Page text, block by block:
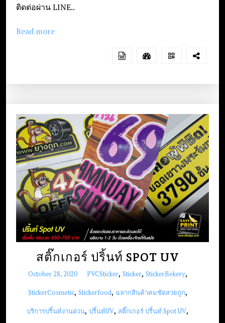
ติดต่อผ่าน LINE..
Read more
สติ๊กเกอร์ ปริ้นท์ SPOT UV
October 28, 2020 PVCSticker, Sticker, StickerBekery,
StickerCosmetic, Stickerfood, ฉลากสินค้าคมชัดสวยถูก,
บริการปริ้นท์งานด่วน, ปริ้นท์UV, สติ๊กเกอร์ ปริ้นท์ Spot UV,